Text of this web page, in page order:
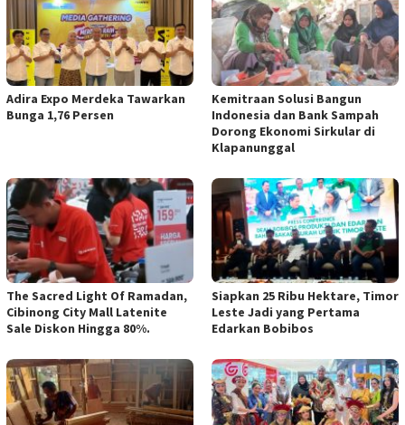
Adira Expo Merdeka Tawarkan
Bunga 1,76 Persen
Kemitraan Solusi Bangun
Indonesia dan Bank Sampah
Dorong Ekonomi Sirkular di
Klapanunggal
The Sacred Light Of Ramadan,
Cibinong City Mall Latenite
Sale Diskon Hingga 80%.
Siapkan 25 Ribu Hektare, Timor
Leste Jadi yang Pertama
Edarkan Bobibos